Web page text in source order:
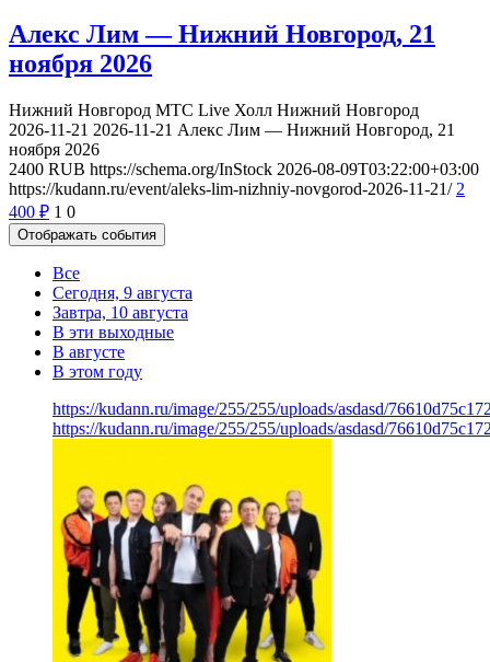
Алекс Лим — Нижний Новгород, 21
ноября 2026
Нижний Новгород МТС Live Холл Нижний Новгород
2026-11-21 2026-11-21 Алекс Лим — Нижний Новгород, 21
ноября 2026
2400 RUB https://schema.org/InStock 2026-08-09T03:22:00+03:00
https://kudann.ru/event/aleks-lim-nizhniy-novgorod-2026-11-21/ 2
400 ₽ 1 0
Отображать события
Все
Сегодня, 9 августа
Завтра, 10 августа
В эти выходные
В августе
В этом году
https://kudann.ru/image/255/255/uploads/asdasd/
https://kudann.ru/image/255/255/uploads/asdasd/